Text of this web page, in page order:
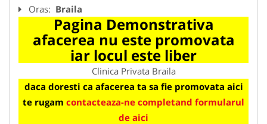
Oras: Braila
Pagina Demonstrativa
afacerea nu este promovata
iar locul este liber
Clinica Privata Braila
daca doresti ca afacerea ta sa fie promovata aici
te rugam contacteaza-ne completand formularul
de aici